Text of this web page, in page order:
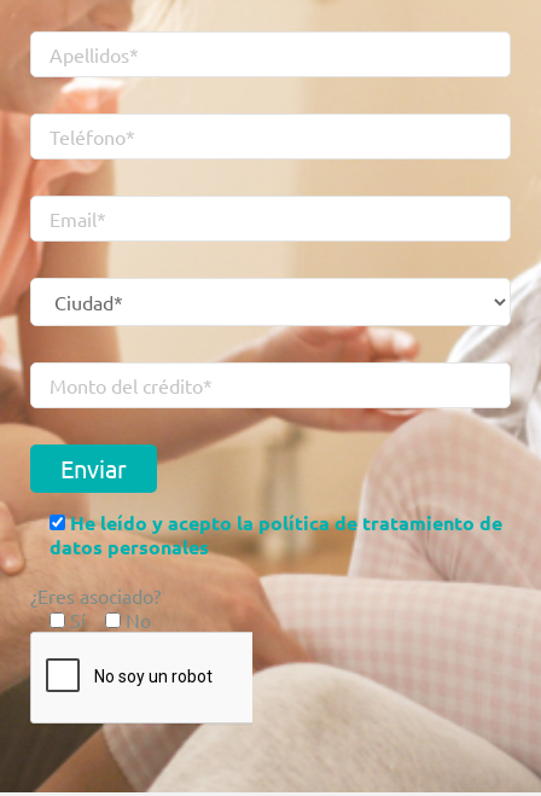
He leído y acepto la política de tratamiento de
datos personales
¿Eres asociado?
Sí
No